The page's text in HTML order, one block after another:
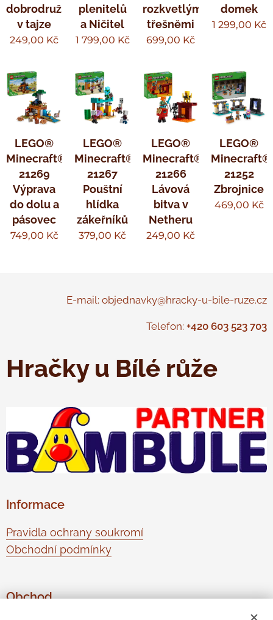
dobrodružství
v tajze
249,00 Kč
plenitelů
a Ničitel
1 799,00 Kč
rozkvetlými
třešněmi
699,00 Kč
domek
1 299,00 Kč
LEGO®
Minecraft®
21269
Výprava
do dolu a
pásovec
749,00 Kč
LEGO®
Minecraft®
21267
Pouštní
hlídka
zákeřníků
379,00 Kč
LEGO®
Minecraft®
21266
Lávová
bitva v
Netheru
249,00 Kč
LEGO®
Minecraft®
21252
Zbrojnice
469,00 Kč
E-mail: objednavky@hracky-u-bile-ruze.cz
Telefon: +420 603 523 703
Hračky u Bílé růže
Informace
Pravidla ochrany soukromí
Obchodní podmínky
Obchod